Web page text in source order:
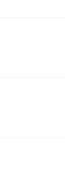
けど…
かも外めっち
なポケモンス
がコラボする
てな感じで、
ぇに向かった
全身で思った